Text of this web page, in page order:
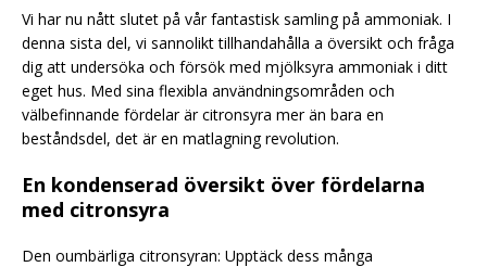
Vi har nu nått slutet på vår fantastisk samling på ammoniak. I
denna sista del, vi sannolikt tillhandahålla a översikt och fråga
dig att undersöka och försök med mjölksyra ammoniak i ditt
eget hus. Med sina flexibla användningsområden och
välbefinnande fördelar är citronsyra mer än bara en
beståndsdel, det är en matlagning revolution.
En kondenserad översikt över fördelarna
med citronsyra
Den oumbärliga citronsyran: Upptäck dess många